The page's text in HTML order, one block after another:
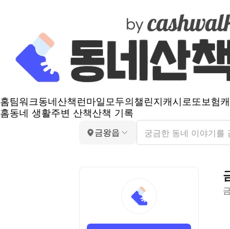
홈팀워크동네산책 런마일모두의챌린지캐시로또보험
홈동네 생활주변 산책산책 기록
금왕읍